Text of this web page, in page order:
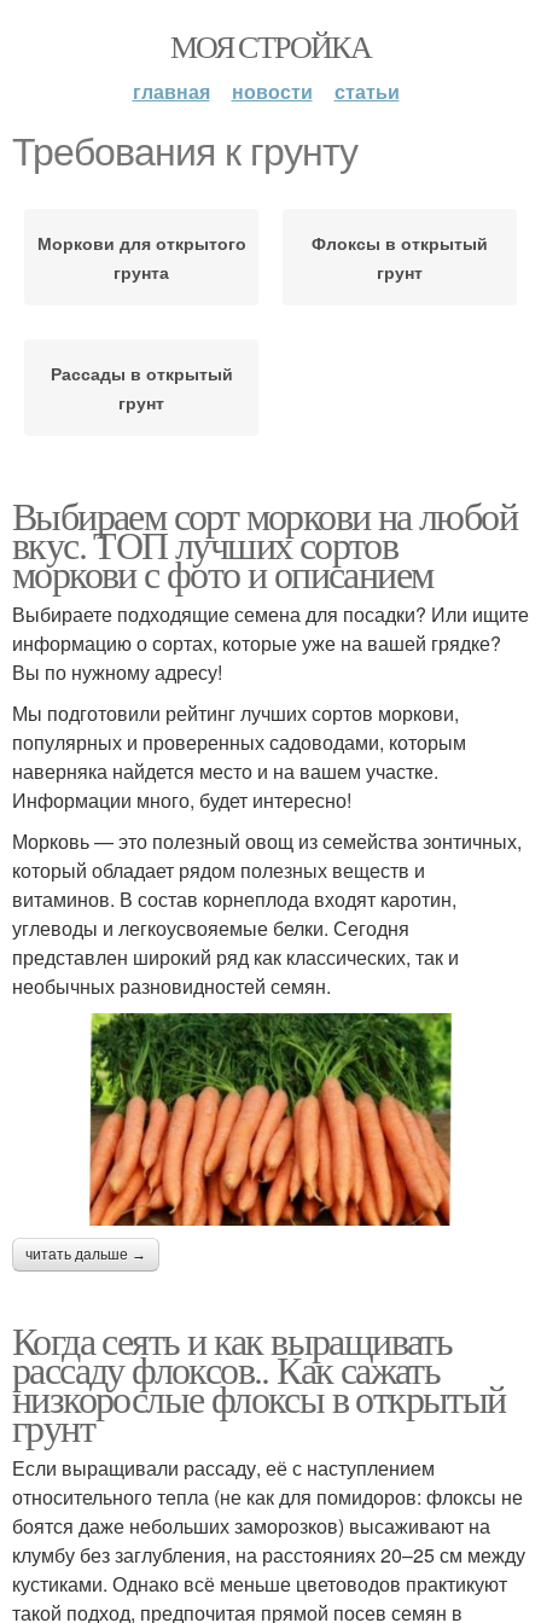
МОЯ СТРОЙКА
главная новости статьи
Требования к грунту
Моркови для открытого
грунта
Флоксы в открытый
грунт
Рассады в открытый
грунт
Выбираем сорт моркови на любой
вкус. ТОП лучших сортов
моркови с фото и описанием
Выбираете подходящие семена для посадки? Или ищите
информацию о сортах, которые уже на вашей грядке?
Вы по нужному адресу!
Мы подготовили рейтинг лучших сортов моркови,
популярных и проверенных садоводами, которым
наверняка найдется место и на вашем участке.
Информации много, будет интересно!
Морковь — это полезный овощ из семейства зонтичных,
который обладает рядом полезных веществ и
витаминов. В состав корнеплода входят каротин,
углеводы и легкоусвояемые белки. Сегодня
представлен широкий ряд как классических, так и
необычных разновидностей семян.
читать дальше →
Когда сеять и как выращивать
рассаду флоксов.. Как сажать
низкорослые флоксы в открытый
грунт
Если выращивали рассаду, её с наступлением
относительного тепла (не как для помидоров: флоксы не
боятся даже небольших заморозков) высаживают на
клумбу без заглубления, на расстояниях 20–25 см между
кустиками. Однако всё меньше цветоводов практикуют
такой подход, предпочитая прямой посев семян в